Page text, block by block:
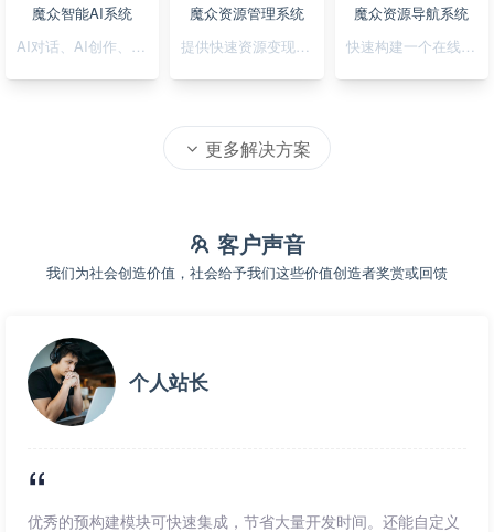
魔众智能AI系统
AI对话、AI创作、AI绘画
魔众资源管理系统
提供快速资源变现的在线系统
魔众资源导航系统
快速构建一个在线资源导航系统
更多解决方案
客户声音
我们为社会创造价值，社会给予我们这些价值创造者奖赏或回馈
个人站长
优秀的预构建模块可快速集成，节省大量开发时间。还能自定义